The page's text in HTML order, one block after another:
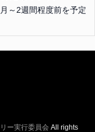
～2週間程度前を予定
ー実行委員会All rights